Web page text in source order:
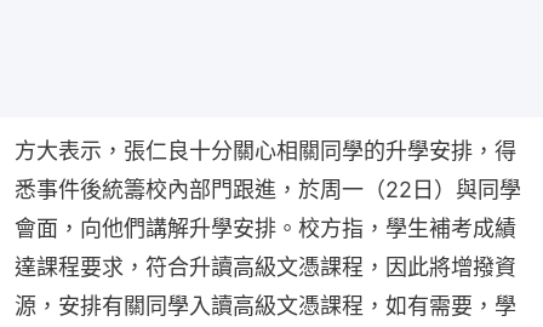
方大表示，張仁良十分關心相關同學的升學安排，得
悉事件後統籌校內部門跟進，於周一（22日）與同學
會面，向他們講解升學安排。校方指，學生補考成績
達課程要求，符合升讀高級文憑課程，因此將增撥資
源，安排有關同學入讀高級文憑課程，如有需要，學